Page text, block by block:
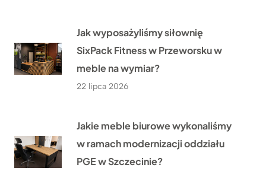
Jak wyposażyliśmy siłownię
SixPack Fitness w Przeworsku w
meble na wymiar?
22 lipca 2026
Jakie meble biurowe wykonaliśmy
w ramach modernizacji oddziału
PGE w Szczecinie?